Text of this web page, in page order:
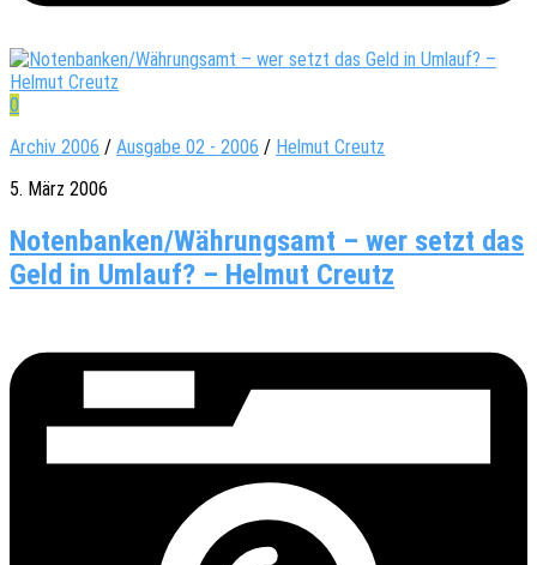
0
Archiv 2006 / Ausgabe 02 - 2006 / Helmut Creutz
5. März 2006
Notenbanken/Währungsamt – wer setzt das
Geld in Umlauf? – Helmut Creutz